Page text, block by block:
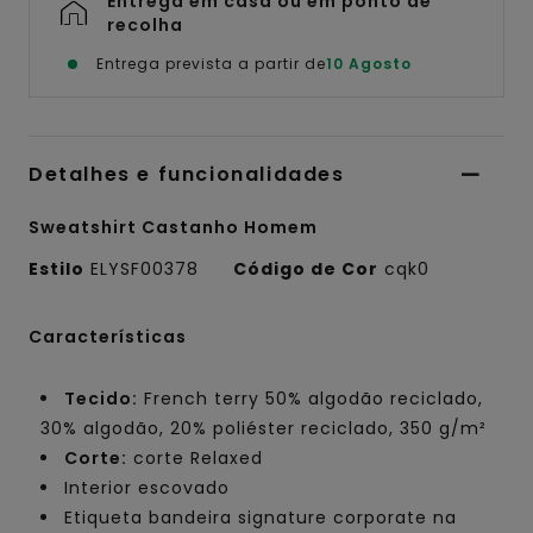
recolha
Entrega prevista a partir de10 Agosto
Detalhes e funcionalidades
Sweatshirt Castanho Homem
Estilo ELYSF00378 Código de Cor cqk0
Características
Tecido: French terry 50% algodão reciclado,
30% algodão, 20% poliéster reciclado, 350 g/m²
Corte: corte Relaxed
Interior escovado
Etiqueta bandeira signature corporate na